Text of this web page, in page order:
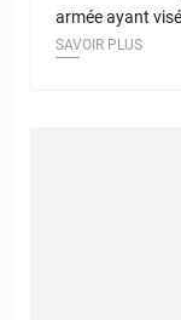
armée ayant
SAVOIR PLUS